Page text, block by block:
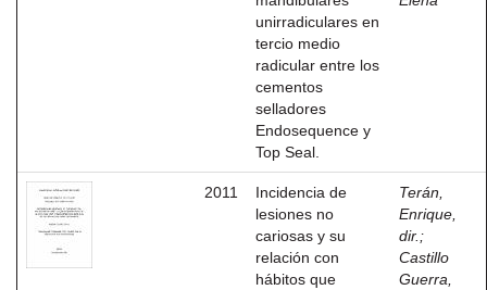
unirradiculares en
tercio medio
radicular entre los
cementos
selladores
Endosequence y
Top Seal.
2011
Incidencia de
lesiones no
cariosas y su
relación con
hábitos que
Terán,
Enrique,
dir. ;
Castillo
Guerra,